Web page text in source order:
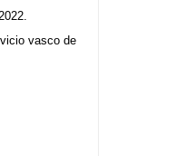
vasco de